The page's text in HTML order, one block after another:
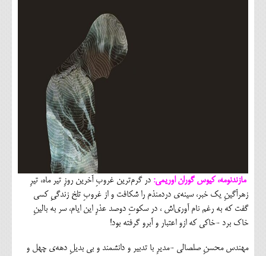
مازندنومه، کیوس گوران اوریمی: در گرم‌ترین غروبِ آخرین روزِ تیر ماه، تیرِ
زهرآگینِ یک خبر، سینه‌ی دردمنذم را شکافت و از غروبِ تلخ زندگیِ کسی
گفت که به رغم نام آوری‌اش ، در سکوتِ دوصد عذرِ این ایام، سر به بالینِ
خاک برد -خاکی که ازو اعتبار و آبرو گرفته بود!
مهندس محسنِ صلصالی -مدیرِ با تدبیر و دانشمند و بی بدیلِ دهه‌ی چهل و